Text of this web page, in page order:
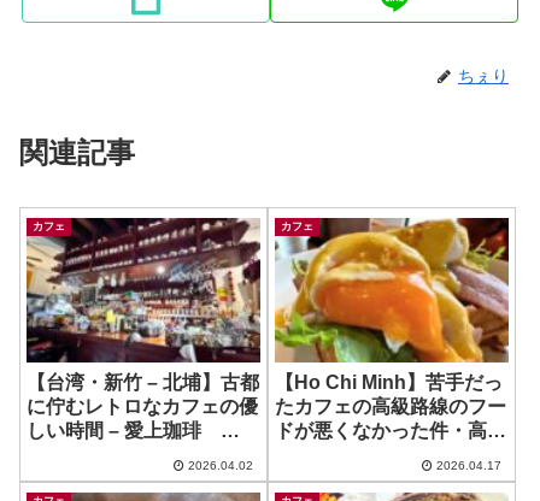
ちぇり
関連記事
カフェ
【台湾・新竹 – 北埔】古都
に佇むレトロなカフェの優
しい時間 – 愛上珈琲
2026.04.02
カフェ
【Ho Chi Minh】苦手だっ
たカフェの高級路線のフー
ドが悪くなかった件・高い
Cake
2026.04.17